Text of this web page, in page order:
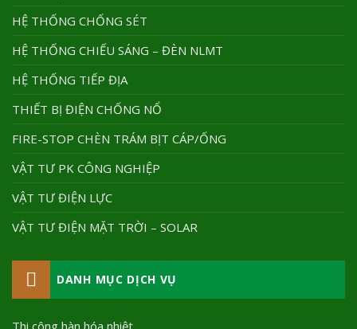
HỆ THỐNG CHỐNG SÉT
HỆ THỐNG CHIẾU SÁNG – ĐÈN NLMT
HỆ THỐNG TIẾP ĐỊA
THIẾT BỊ ĐIỆN CHỐNG NỔ
FIRE-STOP CHÈN TRÁM BỊT CÁP/ỐNG
VẬT TƯ PK CÔNG NGHIỆP
VẬT TƯ ĐIỆN LỰC
VẬT TƯ ĐIỆN MẶT TRỜI – SOLAR
DANH MỤC DỊCH VỤ
Thi công hàn hóa nhiệt